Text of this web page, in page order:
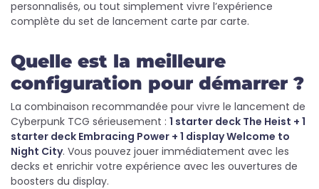
personnalisés, ou tout simplement vivre l’expérience
complète du set de lancement carte par carte.
Quelle est la meilleure
configuration pour démarrer ?
La combinaison recommandée pour vivre le lancement de
Cyberpunk TCG sérieusement : 1 starter deck The Heist + 1
starter deck Embracing Power + 1 display Welcome to
Night City. Vous pouvez jouer immédiatement avec les
decks et enrichir votre expérience avec les ouvertures de
boosters du display.